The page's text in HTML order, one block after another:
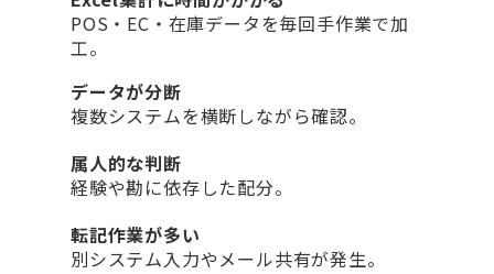
POS・EC・在庫データを毎回手作業で加
工。
データが分断
複数システムを横断しながら確認。
属人的な判断
経験や勘に依存した配分。
転記作業が多い
別システム入力やメール共有が発生。